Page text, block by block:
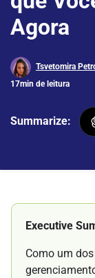
Agora
Tsvetomira
17min de leitura
Summarize:
Executive
Como um